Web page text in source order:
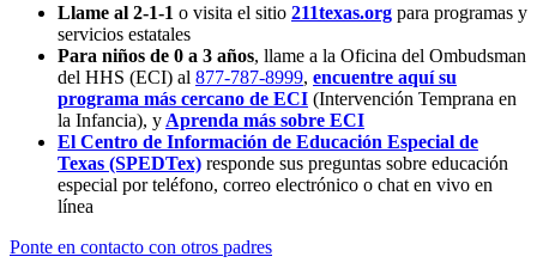
Llame al 2-1-1 o visita el sitio 211texas.org para programas y
servicios estatales
Para niños de 0 a 3 años, llame a la Oficina del Ombudsman
del HHS (ECI) al 877-787-8999, encuentre aquí su
programa más cercano de ECI (Intervención Temprana en
la Infancia), y Aprenda más sobre ECI
El Centro de Información de Educación Especial de
Texas (SPEDTex) responde sus preguntas sobre educación
especial por teléfono, correo electrónico o chat en vivo en
línea
Ponte en contacto con otros padres